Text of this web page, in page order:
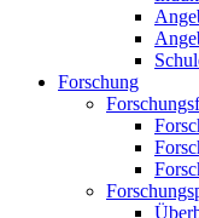
Forschung